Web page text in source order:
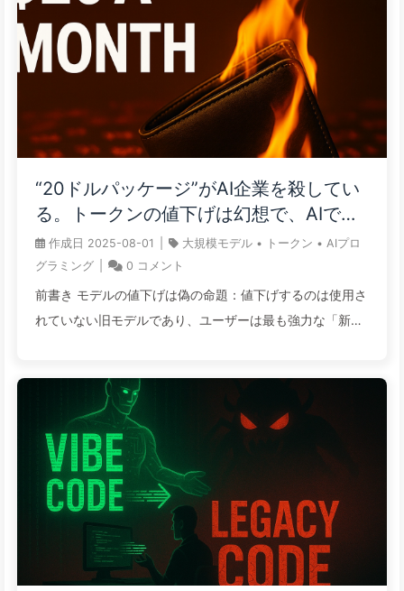
しかし、このような緊急性にもかかわらず、多くの組織は
複雑な企業ワークフローにおけるAIエージェントの実際の
導入に苦戦しています。成功するAIエージェント導入と高
額な失敗との違いは、しばしば技術的な要求とビジネスの
目標の両方を構造化された方法で解決することに帰着しま
す。 導入の課題は深刻です：73%の企業がパイロットプロ
展開できたのはわずか12%です。主な障害は技術的ではな
く、統合の複雑さ、変革管理、実際のビジネス価値を測定
することに関連しています。本ガイドは、企業がこれらの
課題を乗り越え、成功したAIエージェントの展開を実現す
るための包括的なフレームワークを提供します。 多くの導
入失敗は、組織がAIエージェント ...
“20ドルパッケージ”がAI企業を殺してい
る。トークンの値下げは幻想で、AIで本
当に高いのはあなたの貪欲さ——ゆっく
り学ぶAI164
作成日 2025-08-01 大規模モデル • トークン • AIプロ
グラミング
0 コメント
前書き モデルの値下げは偽の命題：値下げするのは使用さ
れていない旧モデルであり、ユーザーは最も強力な「新し
る：タスクが複雑になるほど消費が増え、固定月額料金モ
デルは「圧迫される」運命にある。 AIのサブスクリプショ
ンモデルは「囚人のジレンマ」であり：使用量に応じて支
払う選択をすれば市場を失い、月額定価を選べば未来を失
うことになる。 「資金燃焼」から脱却する道は2つだけ：
高い転換コストの「堀」を構築し、企業顧客が離れられな
いようにするか、垂直統合を行い、AIを赤字の誘引ツール
として使い、基盤インフラストラクチャから収益を得る。